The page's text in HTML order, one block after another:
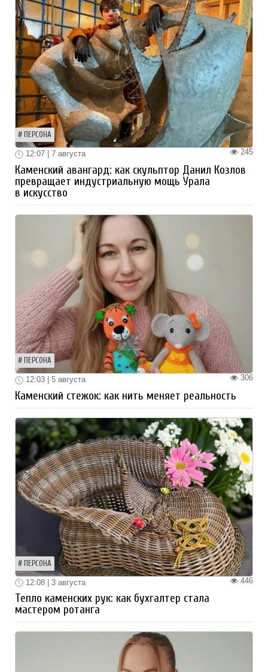
ПЕРСОНА
245
12:07 | 7 августа
Каменский авангард: как скульптор Данил Козлов
превращает индустриальную мощь Урала
в искусство
ПЕРСОНА
306
12:03 | 5 августа
Каменский стежок: как нить меняет реальность
ПЕРСОНА
446
12:08 | 3 августа
Тепло каменских рук: как бухгалтер стала
мастером ротанга